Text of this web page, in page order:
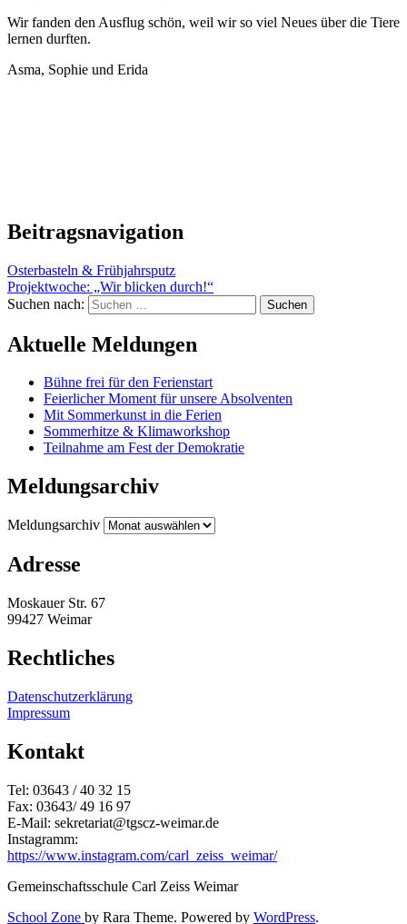
Wir fanden den Ausflug schön, weil wir so viel Neues über die Tiere
lernen durften.
Asma, Sophie und Erida
Beitragsnavigation
Osterbasteln & Frühjahrsputz
Projektwoche: „Wir blicken durch!“
Suchen nach:
Aktuelle Meldungen
Bühne frei für den Ferienstart
Feierlicher Moment für unsere Absolventen
Mit Sommerkunst in die Ferien
Sommerhitze & Klimaworkshop
Teilnahme am Fest der Demokratie
Meldungsarchiv
Meldungsarchiv
Adresse
Moskauer Str. 67
99427 Weimar
Rechtliches
Datenschutzerklärung
Impressum
Kontakt
Tel: 03643 / 40 32 15
Fax: 03643/ 49 16 97
E-Mail: sekretariat@tgscz-weimar.de
Instagramm:
https://www.instagram.com/carl_zeiss_weimar/
Gemeinschaftsschule Carl Zeiss Weimar
School Zone by Rara Theme. Powered by WordPress.